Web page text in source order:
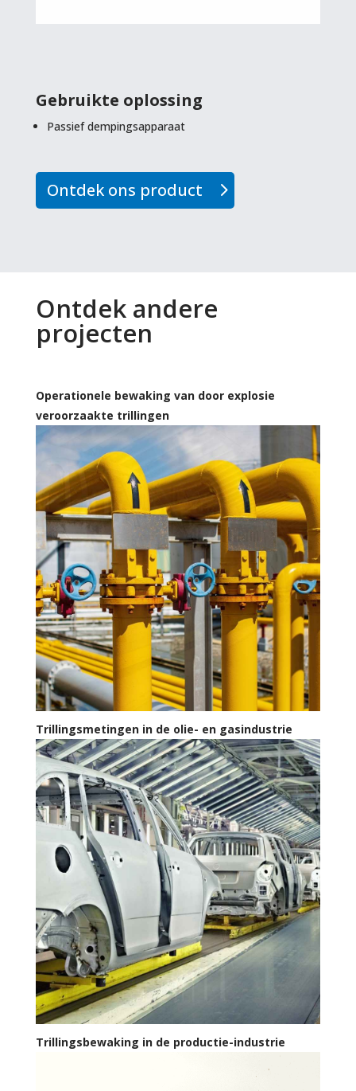
Gebruikte oplossing
Passief dempingsapparaat
Ontdek ons product
Ontdek andere
projecten
Operationele bewaking van door explosie
veroorzaakte trillingen
Trillingsmetingen in de olie- en gasindustrie
Trillingsbewaking in de productie-industrie